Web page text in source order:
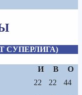
СУПЕРЛИГА)
И В
О
22 22 44